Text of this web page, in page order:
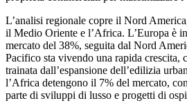
L’analisi regionale copre il Nord
il Medio Oriente e l’Africa. L’Europa è
mercato del 38%, seguita dal Nord
Pacifico sta vivendo una rapida crescita,
trainata dall’espansione dell’edilizia
l’Africa detengono il 7% del mercato,
parte di sviluppi di lusso e progetti di